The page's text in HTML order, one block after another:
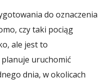
do oznaczenia
czy taki pociąg
ale jest to
planuje uruchomić
dnia, w okolicach